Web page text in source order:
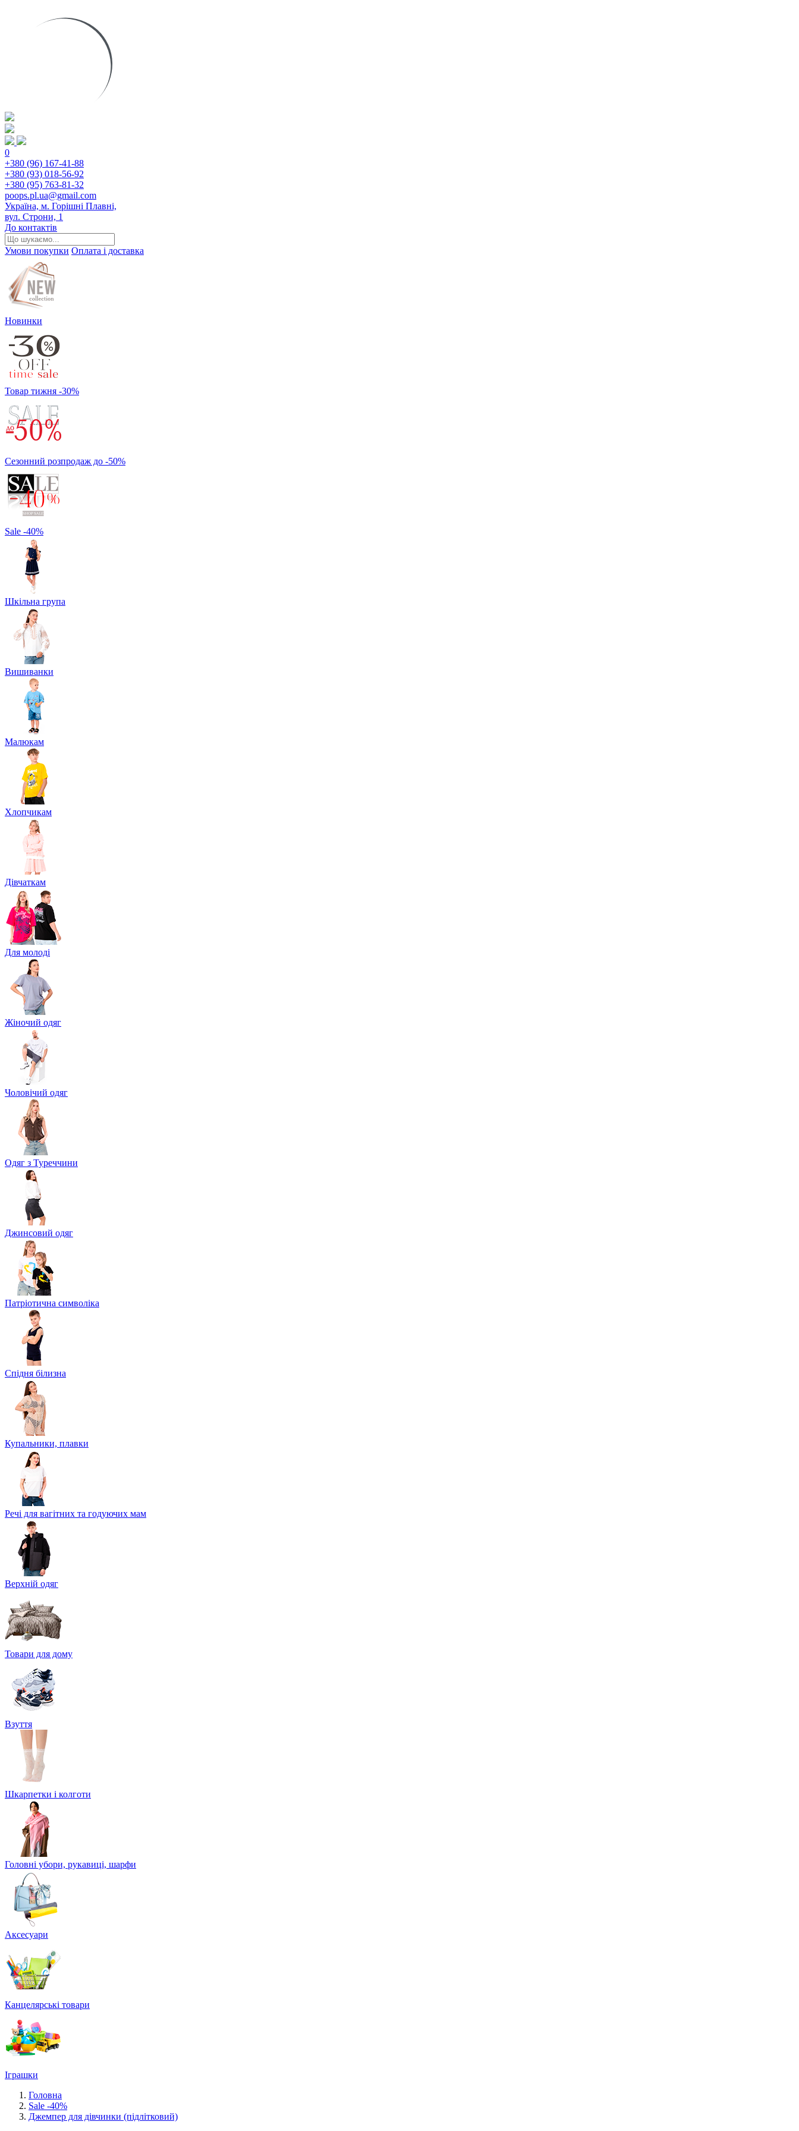
0
+380 (96) 167-41-88
+380 (93) 018-56-92
+380 (95) 763-81-32
poops.pl.ua@gmail.com
Україна, м. Горішні Плавні,
вул. Строни, 1
До контактів
Умови покупки Оплата і доставка
Новинки
Товар тижня -30%
Сезонний розпродаж до -50%
Sale -40%
Шкільна група
Вишиванки
Малюкам
Хлопчикам
Дівчаткам
Для молоді
Жіночий одяг
Чоловічий одяг
Одяг з Туреччини
Джинсовий одяг
Патріотична символіка
Спідня білизна
Купальники, плавки
Речі для вагітних та годуючих мам
Верхній одяг
Товари для дому
Взуття
Шкарпетки і колготи
Головні убори, рукавиці, шарфи
Аксесуари
Канцелярські товари
Іграшки
Головна
Sale -40%
Джемпер для дівчинки (підлітковий)